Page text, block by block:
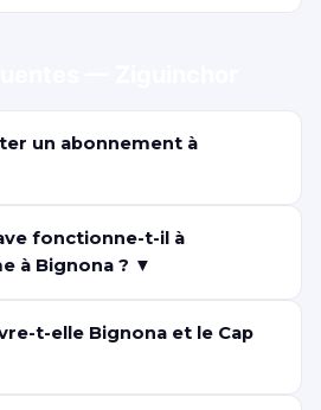
un abonnement à
fonctionne-t-il à
à Bignona ? ▼
t-elle Bignona et le Cap